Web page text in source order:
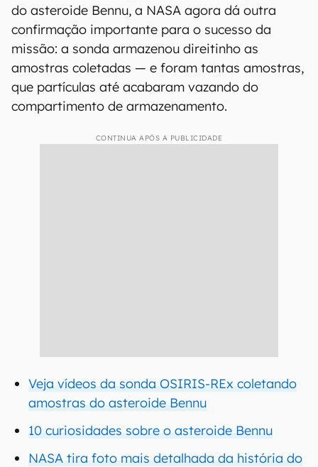
do asteroide Bennu, a NASA agora dá outra
confirmação importante para o sucesso da
missão: a sonda armazenou direitinho as
amostras coletadas — e foram tantas amostras,
que partículas até acabaram vazando do
compartimento de armazenamento.
CONTINUA APÓS A PUBLICIDADE
Veja vídeos da sonda OSIRIS-REx coletando
amostras do asteroide Bennu
10 curiosidades sobre o asteroide Bennu
NASA tira foto mais detalhada da história do